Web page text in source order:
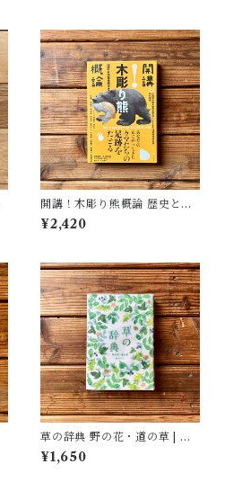
開講！木彫り熊概論 歴史と文
化を旅する | 北海道大学大学院
文学院文化多様性論講座博物
¥2,420
草の辞典 野の花・道の草 | 森
乃おと, ささきみえこ（イラス
ト）
¥1,650